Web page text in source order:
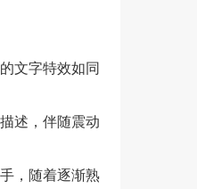
文字特效如同
述，伴随震动
，随着逐渐熟